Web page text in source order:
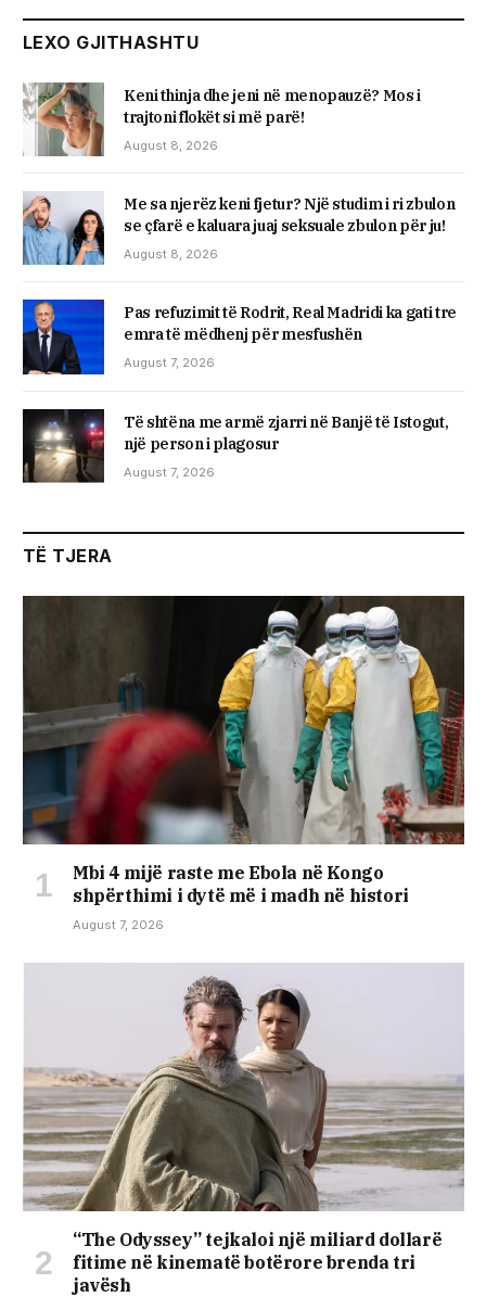
LEXO GJITHASHTU
Keni thinja dhe jeni në menopauzë? Mos i
trajtoni flokët si më parë!
August 8, 2026
Me sa njerëz keni fjetur? Një studim i ri zbulon
se çfarë e kaluara juaj seksuale zbulon për ju!
August 8, 2026
Pas refuzimit të Rodrit, Real Madridi ka gati tre
emra të mëdhenj për mesfushën
August 7, 2026
Të shtëna me armë zjarri në Banjë të Istogut,
një person i plagosur
August 7, 2026
TË TJERA
Mbi 4 mijë raste me Ebola në Kongo
shpërthimi i dytë më i madh në histori
August 7, 2026
“The Odyssey” tejkaloi një miliard dollarë
fitime në kinematë botërore brenda tri
javësh